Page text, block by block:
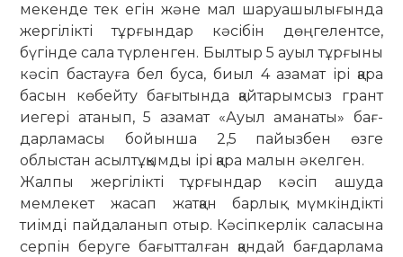
мекенде тек егін және мал шаруашылығында
жергілікті тұр­ғындар кәсібін дөңгелентсе,
бүгінде сала түрленген. Былтыр 5 ауыл тұр­ғы­ны
кәсіп бастауға бел буса, биыл 4 азамат ірі қара
басын көбейту ба­ғытында қайтарымсыз грант
иегері атанып, 5 азамат «Ауыл аманаты» бағ­
дарламасы бойынша 2,5 пайызбен өз­ге
облыстан асылтұқымды ірі қара малын әкелген.
Жалпы жергілікті тұрғындар кәсіп ашуда
мемлекет жасап жатқан барлық мүмкіндікті
тиімді пайдаланып отыр. Кә­сіпкерлік саласына
серпін беруге ба­ғытталған қандай бағдарлама